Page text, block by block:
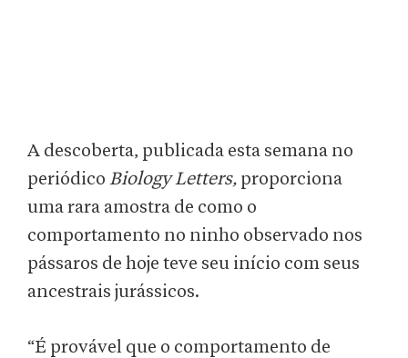
A descoberta, publicada esta semana no
periódico Biology Letters, proporciona
uma rara amostra de como o
comportamento no ninho observado nos
pássaros de hoje teve seu início com seus
ancestrais jurássicos.
“É provável que o comportamento de